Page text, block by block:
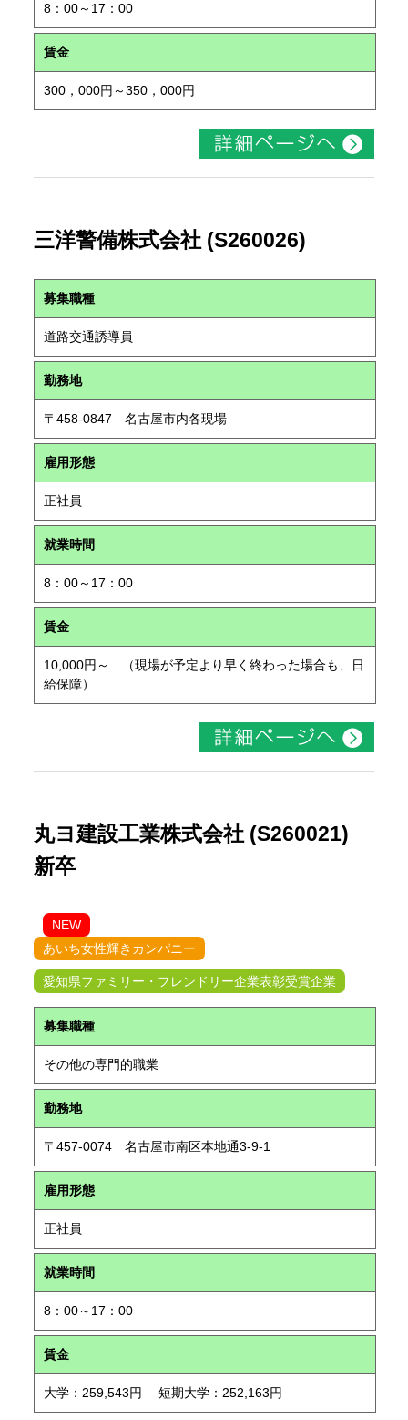
8：00～17：00
賃金
300，000円～350，000円
三洋警備株式会社 (S260026)
募集職種
道路交通誘導員
勤務地
〒458-0847 名古屋市内各現場
雇用形態
正社員
就業時間
8：00～17：00
賃金
10,000円～ （現場が予定より早く終わった場合も、日
給保障）
丸ヨ建設工業株式会社 (S260021)
新卒
NEW
あいち女性輝きカンパニー
愛知県ファミリー・フレンドリー企業表彰受賞企業
募集職種
その他の専門的職業
勤務地
〒457-0074 名古屋市南区本地通3-9-1
雇用形態
正社員
就業時間
8：00～17：00
賃金
大学：259,543円 短期大学：252,163円